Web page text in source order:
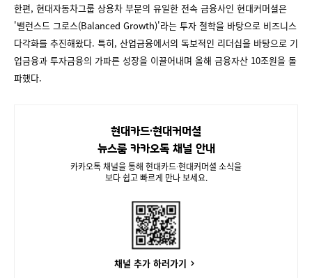
한편, 현대자동차그룹 상용차 부문의 유일한 전속 금융사인 현대커머셜은
'밸런스드 그로스(Balanced Growth)'라는 투자 철학을 바탕으로 비즈니스
다각화를 추진해왔다. 특히, 산업금융에서의 독보적인 리더십을 바탕으로 기
업금융과 투자금융의 가파른 성장을 이끌어내며 올해 금융자산 10조원을 돌
파했다.
현대카드∙현대커머셜
뉴스룸 카카오톡 채널 안내
카카오톡 채널을 통해 현대카드∙현대커머셜 소식을
보다 쉽고 빠르게 만나 보세요.
채널 추가 하러가기